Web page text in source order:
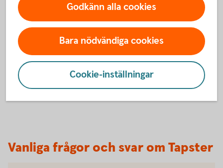
Du är nu redo att börja använda din wearable i butik.
Du betalar genom att blippa din wearable mot
terminalen där symbolen för kontaktlösa betalningar
visas.
Vanliga frågor och svar om Tapster
Godkänn alla cookies
Bara nödvändiga cookies
Cookie-inställningar